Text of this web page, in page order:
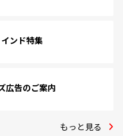
ンド特集
広告のご案内
もっと見る